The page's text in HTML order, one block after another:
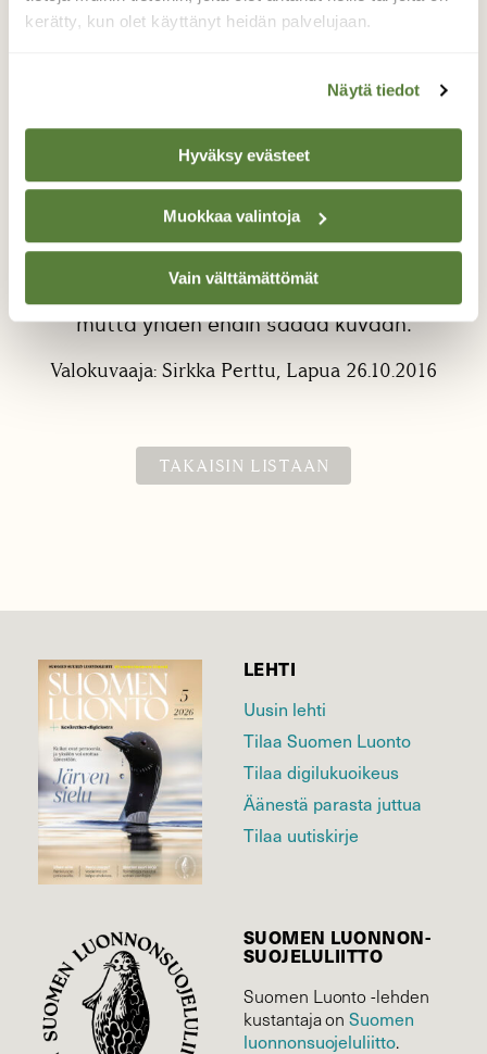
kerätty, kun olet käyttänyt heidän palvelujaan.
Näytä tiedot
Hyväksy evästeet
Muokkaa valintoja
Vain välttämättömät
Harvinainen pyrstötianen
Pohjanmaalla
Metsäretkellä huomasin muutaman
pyrstötiaisen, kaukana olivat ja arkoja
mutta yhden ehdin saada kuvaan.
Valokuvaaja: Sirkka Perttu, Lapua 26.10.2016
TAKAISIN LISTAAN
LEHTI
Uusin lehti
Tilaa Suomen Luonto
Tilaa digilukuoikeus
Äänestä parasta juttua
Tilaa uutiskirje
SUOMEN LUONNON­
SUOJELU­LIITTO
Suomen Luonto -lehden
kustantaja onSuomen
luonnonsuojelu­liitto.